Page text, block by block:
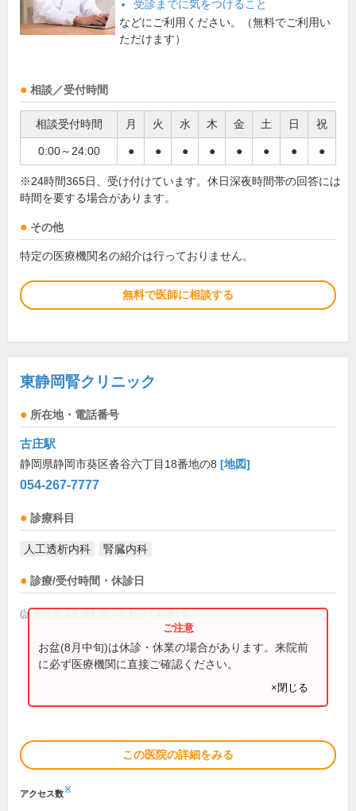
受診までに気をつけること
などにご利用ください。（無料でご利用い
ただけます）
相談／受付時間
相談受付時間 月 火 水 木 金 土 日 祝
0:00～24:00 ● ● ● ● ● ● ● ●
※24時間365日、受け付けています。休日深夜時間帯の回答には
時間を要する場合があります。
その他
特定の医療機関名の紹介は行っておりません。
無料で医師に相談する
東静岡腎クリニック
所在地・電話番号
古庄駅
静岡県静岡市葵区沓谷六丁目18番地の8 [地図]
054-267-7777
診療科目
人工透析内科 腎臓内科
診療/受付時間・休診日
(診療時間は直接お問い合わせください)
お盆(8月中旬)は休診・休業の場合があります。来院前
に必ず医療機関に直接ご確認ください。
×閉じる
この医院の詳細をみる
アクセス数※